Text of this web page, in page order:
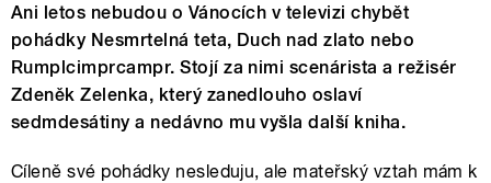
Ani letos nebudou o Vánocích v televizi chybět
pohádky Nesmrtelná teta, Duch nad zlato nebo
Rumplcimprcampr. Stojí za nimi scenárista a režisér
Zdeněk Zelenka, který zanedlouho oslaví
sedmdesátiny a nedávno mu vyšla další kniha.
Cíleně své pohádky nesleduju, ale mateřský vztah mám k